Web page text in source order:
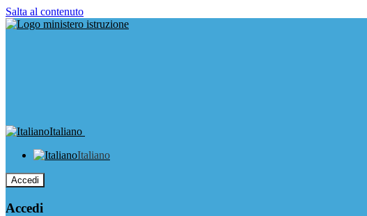
Salta al contenuto
Italiano
Italiano
Accedi
Accedi